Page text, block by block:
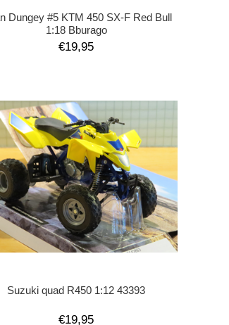
Dungey #5 KTM 450 SX-F Red Bull
1:18 Bburago
€19,95
Suzuki quad R450 1:12 43393
€19,95